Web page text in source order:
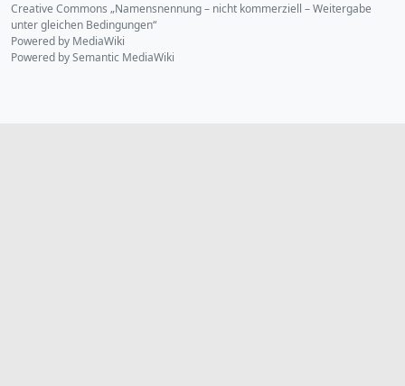
Creative Commons „Namensnennung – nicht kommerziell – Weitergabe
unter gleichen Bedingungen“
Powered by MediaWiki
Powered by Semantic MediaWiki